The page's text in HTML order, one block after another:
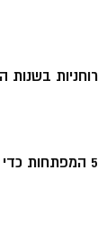
רוחניות בשנות ה –
5 המפתחות כדי להגיע לשלמות